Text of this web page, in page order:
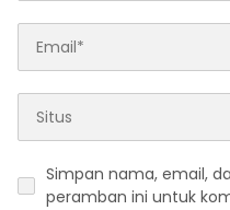
Simpan nama, email,
peramban ini untuk